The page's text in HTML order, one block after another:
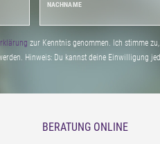
NACHNAME
zur Kenntnis genommen. Ich stimme
Hinweis: Du kannst deine Einwilligung
BERATUNG ONLINE